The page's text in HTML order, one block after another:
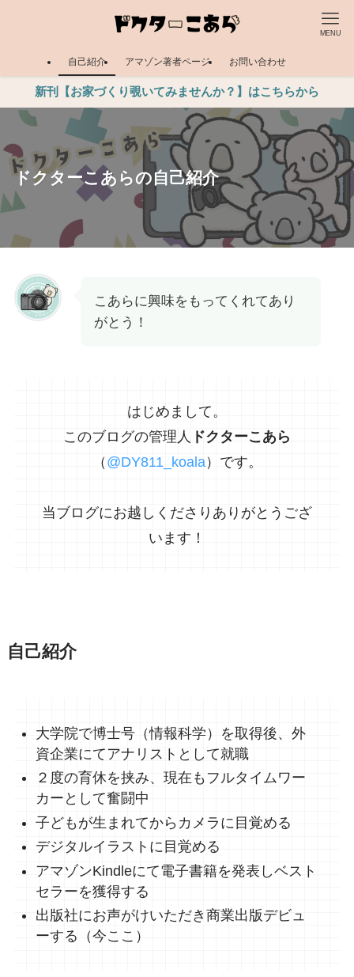
MENU
自己紹介 アマゾン著者ページ お問い合わせ
新刊【お家づくり覗いてみませんか？】はこちらから
ドクターこあらの自己紹介
こあらに興味をもってくれてあり
がとう！
はじめまして。
このブログの管理人 ドクターこあら
（ @DY811_koala）です。
当ブログにお越しくださりありがとうござ
います！
自己紹介
大学院で博士号（情報科学）を取得後、外
資企業にてアナリストとして就職
２度の育休を挟み、現在もフルタイムワー
カーとして奮闘中
子どもが生まれてからカメラに目覚める
デジタルイラストに目覚める
アマゾンKindleにて電子書籍を発表しベスト
セラーを獲得する
出版社にお声がけいただき商業出版デビュ
ーする（今ここ）